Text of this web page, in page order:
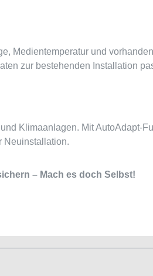
Medientemperatur und
zur bestehenden Installation
Klimaanlagen. Mit AutoAdapt-
Neuinstallation.
– Mach es doch Selbst!